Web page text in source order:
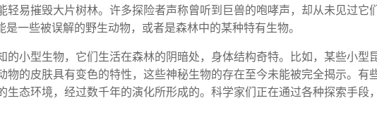
轻易摧毁大片树林。许多探险者声称曾听到巨兽的咆哮声，却从未见过它
一些被误解的野生动物，或者是森林中的某种特有生物。
的小型生物，它们生活在森林的阴暗处，身体结构奇特。比如，某些小型
物的皮肤具有变色的特性，这些神秘生物的存在至今未能被完全揭示。有
生态环境，经过数千年的演化所形成的。科学家们正在通过各种探索手段